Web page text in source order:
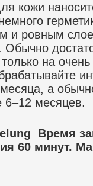
кожи
и ровным
Обычно
на
а
месяцев.
Время
60 минут.